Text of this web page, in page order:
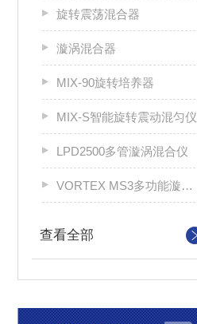
旋转震荡混合器
漩涡混合器
MIX-90旋转培养器
MIX-S智能旋转震动混匀仪
LPD2500多管漩涡混合仪
VORTEX MS3多功能漩涡混合器
查看全部